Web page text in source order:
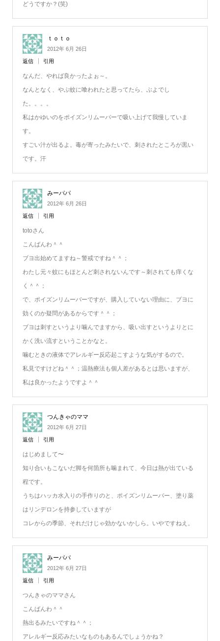
どうですか？(笑)
ｔｏｔｏ
2012年 6月 26日
返信 引用
なんだ、やれば良かったよぉ～。
なんとなく、やぶ蚊に喰われたと思ってたら、ぶよでし
た。。。。
私はかゆいのをポイズンリムーバーで吸い上げて我慢していま
す。
すごい汁が出るよ。毒が寄ったみたいで、刺されたところが黒い
です。汗
みーパパ
2012年 6月 26日
返信 引用
totoさん
こんばんわ＾＾
ブヨ出始めてますね～警戒ですね＾＾；
わたし元々蚊にもほとんど刺されないんです～刺されても痒くな
く＾＾；
で、ポイズンリムーバーですが、購入していない理由に、ブヨに
効くのか疑問があるからです＾＾；
ブヨは刺すというより噛んでますから、吸い出すというよりとに
かく洗い流すということかなと。
噛むときの液体でアレルギー反応起こすような気がするので。
私見ですけどね＾＾；温熱療法も個人差があるとは思いますが、
私は良かったようですよ＾＾
つんきゃのママ
2012年 6月 27日
返信 引用
はじめまして〜
知り合いもこないだ脚を何箇所も噛まれて、今日は熱が出ている
程です。
うちはハッカ水入りの手作りのと、ポイズンリムーバー、塗り薬
はリンデロンを持参していますが
コレからの季節、それだけじゃ効かないかしら。いやですねえ。
みーパパ
2012年 6月 27日
返信 引用
つんきゃのママさん
こんばんわ＾＾
熱出るみたいですね＾＾；
アレルギー反応みたいなものもあるんでしょうかね？